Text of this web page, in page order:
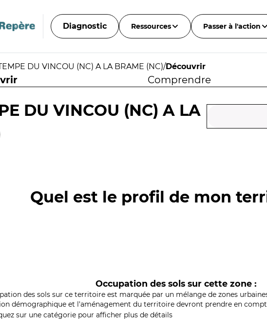
Diagnostic Ressources Passer à l'action
DU VINCOU (NC) A LA BRAME (NC)/Découvrir
Comprendre
DU VINCOU (NC) A LA
Quel est le profil de mon
Occupation des sols sur cette zone :
des sols sur ce territoire est marquée par un mélange de zones
démographique et l'aménagement du territoire devront prendre en
sur une catégorie pour afficher plus de détails